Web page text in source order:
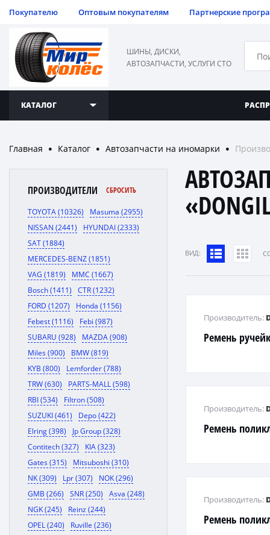
Покупателю Оптовым покупателям Партнерские
ШИНЫ, ДИСКИ,
АВТОЗАПЧАСТИ, УСЛУГИ СТО
КАТАЛОГ
Главная ● Каталог ● Автозапчасти на иномарки ●
ПРОИЗВОДИТЕЛИ СБРОСИТЬ
TOYOTA (10326)
Masuma (2955)
NISSAN (2441)
HYUNDAI (2333)
SAT (1884)
MERCEDES-BENZ (1851)
VAG (1819)
MMC (1667)
Bosch (1411)
CTR (1232)
FORD (1207)
Honda (1156)
Febest (1116)
Febi (987)
SUBARU (928)
MAZDA (908)
Miles (900)
BMW (819)
KYB (800)
Lemforder (788)
TRW (630)
PARTS-MALL (598)
RBI (534)
Filtron (508)
SUZUKI (461)
Depo (422)
Elring (398)
Jp Group (328)
Contitech (327)
KIA (323)
Gates (315)
Mitsuboshi (310)
NK (309)
Lpr (307)
NOK (296)
GMB (266)
SNR (250)
Asva (248)
NGK (245)
Reinz (244)
OPEL (240)
Ruville (236)
ВИД:
Ремень
Производитель:
Ремень
Производитель:
Ремень
Производитель: